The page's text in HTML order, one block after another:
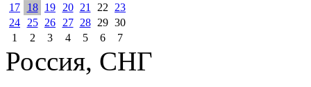
17
18 19 20 21 22
23
24
25 26 27 28 29 30
1
2 3 4 5 6 7
Россия, СНГ